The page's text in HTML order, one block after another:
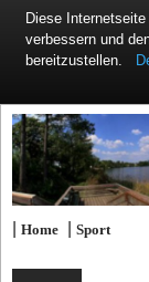
|Home |Sport
Diese
verbessern und
bereitzustellen.